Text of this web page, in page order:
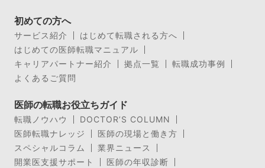
初めての方へ
サービス紹介
はじめて転職される方へ
はじめての医師転職マニュアル
キャリアパートナー紹介
拠点一覧
転職成功事例
よくあるご質問
医師の転職お役立ちガイド
転職ノウハウ
DOCTOR’S COLUMN
医師転職ナレッジ
医師の現場と働き方
スペシャルコラム
業界ニュース
開業医支援サポート
医師の年収診断